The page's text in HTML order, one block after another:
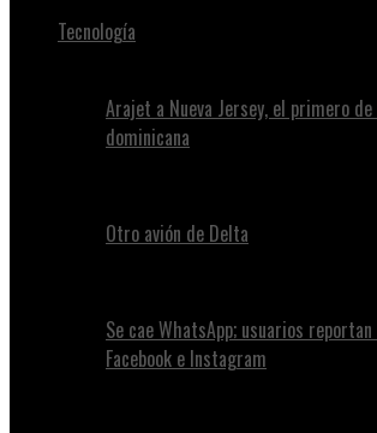
Tecnología
Arajet a Nueva Jersey, el primero
dominicana
Otro avión de Delta
Se cae WhatsApp; usuarios
Facebook e Instagram